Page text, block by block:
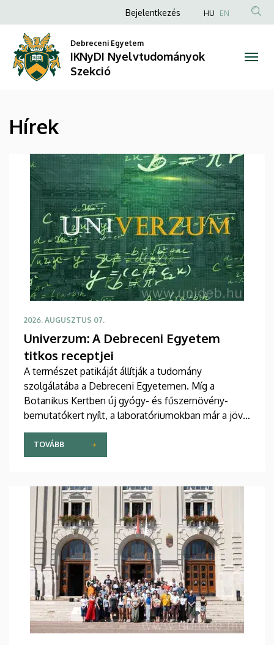
IKNyDI
Nyelvtudományok
Szekció
a
tartalomra
Anonim
fiók
menüje
Bejelentkezés HU EN
Debreceni Egyetem
IKNyDI Nyelvtudományok
Szekció
Hírek
2026. AUGUSZTUS 07.
Univerzum: A Debreceni Egyetem
titkos receptjei
A természet patikáját állítják a tudomány
szolgálatába a Debreceni Egyetemen. Míg a
Botanikus Kertben új gyógy- és fűszernövény-
bemutatókert nyílt, a laboratóriumokban már a jövő
természetes gyógyszereit tökéletesítik a kutatók.
A nemzetközileg is elismert debreceni fejlesztések
– a bőrbarát rózsakrémtől a normál vércukorszintet
boltok polcaira is megérkezhetnek. Részletek a DE
M. Tóth Ildikó Sajtóközpont saját gyártású
tudományos sorozatának legújabb riportjában.
TOVÁBB